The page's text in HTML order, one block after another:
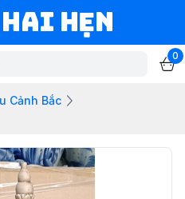
Hai Hẹn
0
Cảnh Bắc